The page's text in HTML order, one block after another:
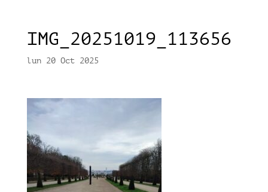
IMG_20251019_113656
lun 20 Oct 2025